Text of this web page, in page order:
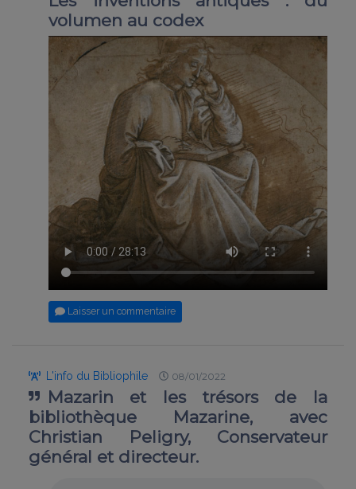
volumen au codex
Laisser un commentaire
L'info du Bibliophile 08/01/2022
Mazarin et les trésors de la
bibliothèque Mazarine, avec
Christian Peligry, Conservateur
général et directeur.